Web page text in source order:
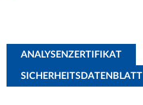
ANALYSENZERTIFIKAT
SICHERHEITSDATENBLATT